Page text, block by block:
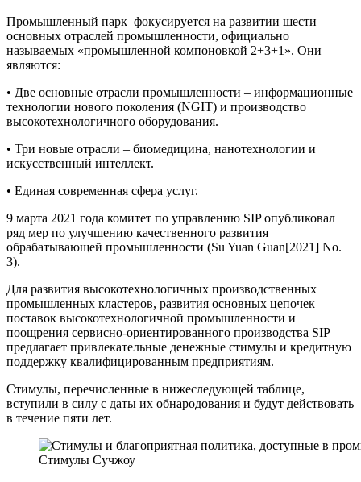
Промышленный парк фокусируется на развитии шести
основных отраслей промышленности, официально
называемых «промышленной компоновкой 2+3+1». Они
являются:
• Две основные отрасли промышленности – информационные
технологии нового поколения (NGIT) и производство
высокотехнологичного оборудования.
• Три новые отрасли – биомедицина, нанотехнологии и
искусственный интеллект.
• Единая современная сфера услуг.
9 марта 2021 года комитет по управлению SIP опубликовал
ряд мер по улучшению качественного развития
обрабатывающей промышленности (Su Yuan Guan[2021] No.
3).
Для развития высокотехнологичных производственных
промышленных кластеров, развития основных цепочек
поставок высокотехнологичной промышленности и
поощрения сервисно-ориентированного производства SIP
предлагает привлекательные денежные стимулы и кредитную
поддержку квалифицированным предприятиям.
Стимулы, перечисленные в нижеследующей таблице,
вступили в силу с даты их обнародования и будут действовать
в течение пяти лет.
Стимулы Сучжоу